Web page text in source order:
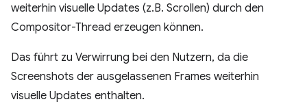
weiterhin visuelle Updates (z.B. Scrollen) durch den
Compositor-Thread erzeugen können.
Das führt zu Verwirrung bei den Nutzern, da die
Screenshots der ausgelassenen Frames weiterhin
visuelle Updates enthalten.